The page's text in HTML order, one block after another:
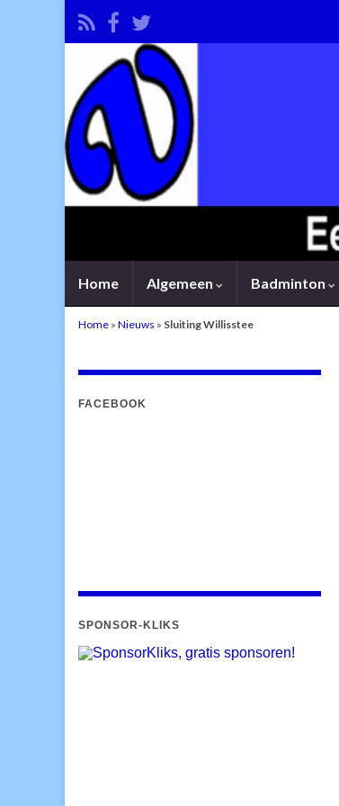
Home Algemeen Badminton
Home » Nieuws » Sluiting Willisstee
FACEBOOK
SPONSOR-KLIKS